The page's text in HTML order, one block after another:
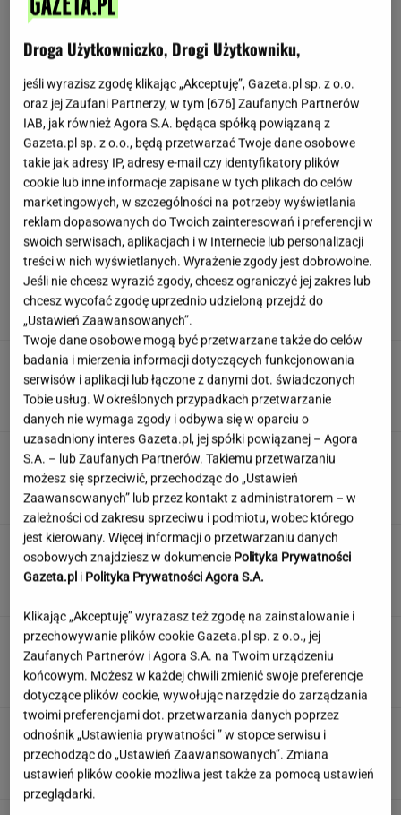
Wachowicz wraz z Kurzopkami
pożegnała się z "halo tu polsat". Mówi o
zaskoczeniu
MARCIN WOLNIAK
Nowe informacje o mężczyźnie spod Śnieżki.
To Polak
Quiz. Te aktorki znane są na całym świecie.
Kojarzysz ich nazwiska?
To nie droga na skróty. Matka pokazuje, jak
naprawdę wygląda edukacja domowa
MATERIAŁ PROMOCYJNY
Partnerka Litewki po jego
śmierci: Niektórzy zlecieli się jak sępy
SUBSKRYPCJA
20 lat temu pokazali, że w Polsce też można
zrobić "Amerykę"
MARTA KORYCKA
Droga Użytkowniczko, Drogi Użytkowniku,
jeśli wyrazisz zgodę klikając „Akceptuję”, Gazeta.pl sp. z o.o.
oraz jej Zaufani Partnerzy, w tym [676] Zaufanych Partnerów
IAB, jak również Agora S.A. będąca spółką powiązaną z
Gazeta.pl sp. z o.o., będą przetwarzać Twoje dane osobowe
takie jak adresy IP, adresy e-mail czy identyfikatory plików
cookie lub inne informacje zapisane w tych plikach do celów
marketingowych, w szczególności na potrzeby wyświetlania
reklam dopasowanych do Twoich zainteresowań i preferencji w
swoich serwisach, aplikacjach i w Internecie lub personalizacji
treści w nich wyświetlanych. Wyrażenie zgody jest dobrowolne.
Jeśli nie chcesz wyrazić zgody, chcesz ograniczyć jej zakres lub
chcesz wycofać zgodę uprzednio udzieloną przejdź do
„Ustawień Zaawansowanych”.
Twoje dane osobowe mogą być przetwarzane także do celów
badania i mierzenia informacji dotyczących funkcjonowania
serwisów i aplikacji lub łączone z danymi dot. świadczonych
Tobie usług. W określonych przypadkach przetwarzanie
danych nie wymaga zgody i odbywa się w oparciu o
uzasadniony interes Gazeta.pl, jej spółki powiązanej – Agora
S.A. – lub Zaufanych Partnerów. Takiemu przetwarzaniu
możesz się sprzeciwić, przechodząc do „Ustawień
Zaawansowanych” lub przez kontakt z administratorem – w
zależności od zakresu sprzeciwu i podmiotu, wobec którego
jest kierowany. Więcej informacji o przetwarzaniu danych
osobowych znajdziesz w dokumencie Polityka Prywatności
Gazeta.pl i Polityka Prywatności Agora S.A.
Klikając „Akceptuję” wyrażasz też zgodę na zainstalowanie i
przechowywanie plików cookie Gazeta.pl sp. z o.o., jej
Zaufanych Partnerów i Agora S.A. na Twoim urządzeniu
końcowym. Możesz w każdej chwili zmienić swoje preferencje
dotyczące plików cookie, wywołując narzędzie do zarządzania
twoimi preferencjami dot. przetwarzania danych poprzez
odnośnik „Ustawienia prywatności ” w stopce serwisu i
przechodząc do „Ustawień Zaawansowanych”. Zmiana
ustawień plików cookie możliwa jest także za pomocą ustawień
przeglądarki.